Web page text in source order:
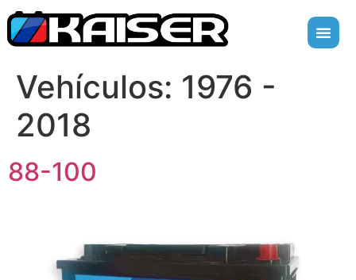
Vehículos: 1976 -
2018
88-100